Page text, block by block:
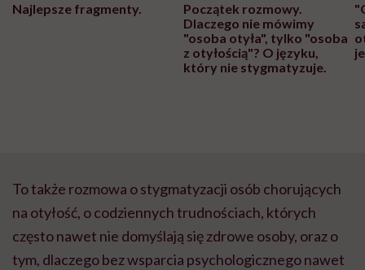
Najlepsze fragmenty.
Początek rozmowy.
Dlaczego nie mówimy
"osoba otyła", tylko "osoba
z otyłością"? O języku,
który nie stygmatyzuje.
To także rozmowa o stygmatyzacji osób chorujących
na otyłość, o codziennych trudnościach, których
często nawet nie domyślają się zdrowe osoby, oraz o
tym, dlaczego bez wsparcia psychologicznego nawet